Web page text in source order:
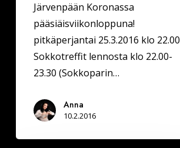
Järvenpään Koronassa
pääsiäisviikonloppuna!
pitkäperjantai 25.3.2016 klo 22.00
Sokkotreffit lennosta klo 22.00-
23.30 (Sokkoparin…
Anna
10.2.2016